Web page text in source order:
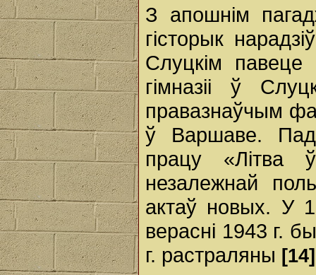
З апошнім
гісторык
Слуцкім павеце
гімназіі ў
правазнаўчым
ў Варшаве. Пад
працу «Літва
незалежнай
актаў новых. У
верасні 1943 г.
г. растраляны [14]